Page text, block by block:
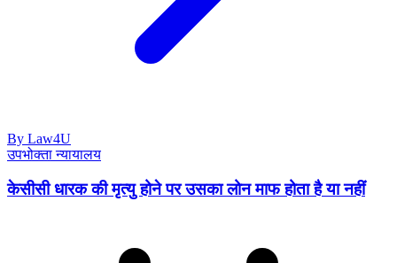
By Law4U
उपभोक्ता न्यायालय
केसीसी धारक की मृत्यु होने पर उसका लोन माफ होता है या नहीं